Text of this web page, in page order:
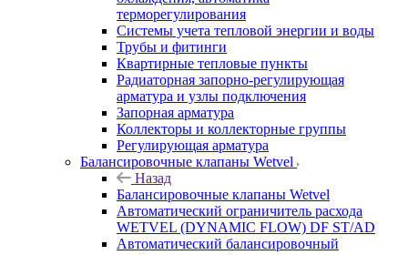
терморегулирования
Системы учета тепловой энергии и воды
Трубы и фитинги
Квартирные тепловые пункты
Радиаторная запорно-регулирующая
арматура и узлы подключения
Запорная арматура
Коллекторы и коллекторные группы
Регулирующая арматура
Балансировочные клапаны Wetvel
Назад
Балансировочные клапаны Wetvel
Автоматический ограничитель расхода
WETVEL (DYNAMIC FLOW) DF ST/AD
Автоматический балансировочный